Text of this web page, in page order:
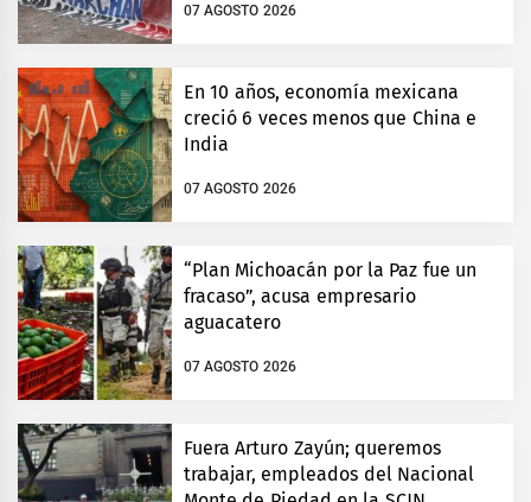
07 AGOSTO 2026
En 10 años, economía mexicana
creció 6 veces menos que China e
India
07 AGOSTO 2026
“Plan Michoacán por la Paz fue un
fracaso”, acusa empresario
aguacatero
07 AGOSTO 2026
Fuera Arturo Zayún; queremos
trabajar, empleados del Nacional